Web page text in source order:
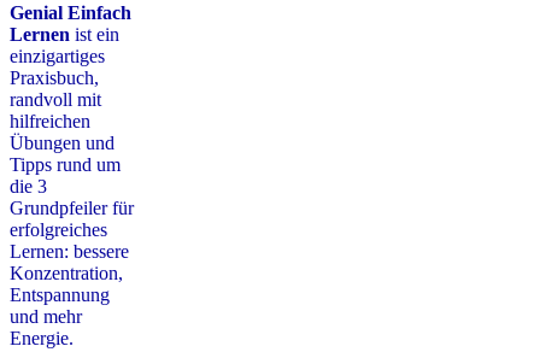
Genial Einfach
Lernen ist ein
einzigartiges
Praxisbuch,
randvoll mit
hilfreichen
Übungen und
Tipps rund um
die 3
Grundpfeiler für
erfolgreiches
Lernen: bessere
Konzentration,
Entspannung
und mehr
Energie.